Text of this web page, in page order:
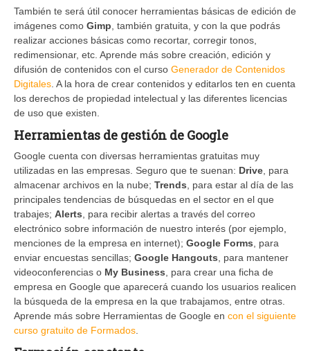
También te será útil conocer herramientas básicas de edición de
imágenes como Gimp , también gratuita, y con la que podrás
realizar acciones básicas como recortar, corregir tonos,
redimensionar, etc. Aprende más sobre creación, edición y
difusión de contenidos con el curso Generador de Contenidos
Digitales . A la hora de crear contenidos y editarlos ten en cuenta
los derechos de propiedad intelectual y las diferentes licencias
de uso que existen.
Herramientas de gestión de Google
Google cuenta con diversas herramientas gratuitas muy
utilizadas en las empresas. Seguro que te suenan: Drive , para
almacenar archivos en la nube; Trends , para estar al día de las
principales tendencias de búsquedas en el sector en el que
trabajes; Alerts , para recibir alertas a través del correo
electrónico sobre información de nuestro interés (por ejemplo,
menciones de la empresa en internet); Google Forms , para
enviar encuestas sencillas; Google Hangouts , para mantener
videoconferencias o My Business , para crear una ficha de
empresa en Google que aparecerá cuando los usuarios realicen
la búsqueda de la empresa en la que trabajamos, entre otras.
Aprende más sobre Herramientas de Google en con el siguiente
curso gratuito de Formados